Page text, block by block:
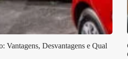
Vantagens, Desvantagens e Qual